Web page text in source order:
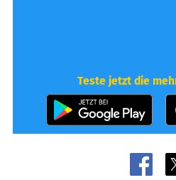
Teste jetzt die